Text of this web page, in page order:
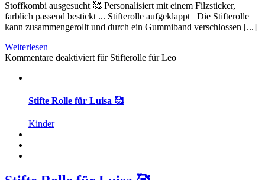
Stoffkombi ausgesucht 🥰 Personalisiert mit einem Filzsticker,
farblich passend bestickt ... Stifterolle aufgeklappt Die Stifterolle
kann zusammengerollt und durch ein Gummiband verschlossen [...]
Weiterlesen
Kommentare deaktiviert für Stifterolle für Leo
Stifte Rolle für Luisa 🥰
Kinder